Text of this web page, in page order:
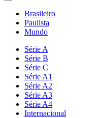
Brasileiro
Paulista
Mundo
Série A
Série B
Série C
Série A1
Série A2
Série A3
Série A4
Internacional